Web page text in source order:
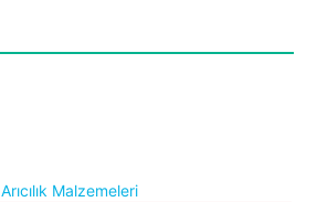
Arıcılık Malzemeleri